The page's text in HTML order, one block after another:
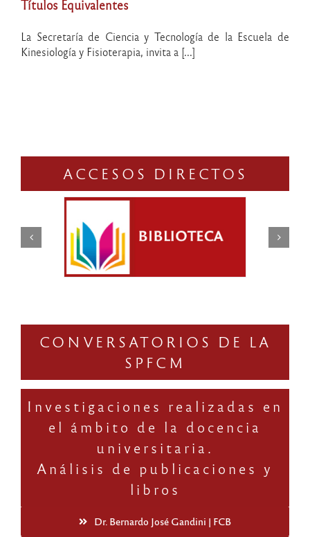
La Secretaría de Ciencia y Tecnología de la Escuela de
Kinesiología y Fisioterapia, invita a [...]
ACCESOS DIRECTOS
CONVERSATORIOS DE LA
SPFCM
Investigaciones realizadas en
el ámbito de la docencia
universitaria.
Análisis de publicaciones y
libros
Dr. Bernardo José Gandini | FCB